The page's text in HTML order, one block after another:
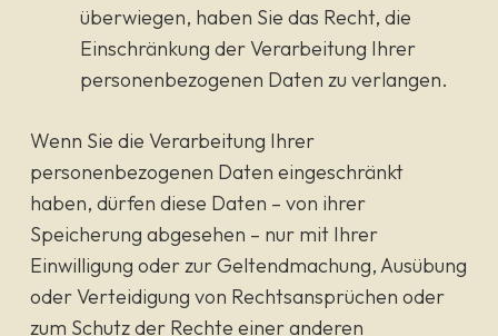
überwiegen, haben Sie das Recht, die
Einschränkung der Verarbeitung Ihrer
personenbezogenen Daten zu verlangen.
Wenn Sie die Verarbeitung Ihrer
personenbezogenen Daten eingeschränkt
haben, dürfen diese Daten – von ihrer
Speicherung abgesehen – nur mit Ihrer
Einwilligung oder zur Geltendmachung, Ausübung
oder Verteidigung von Rechtsansprüchen oder
zum Schutz der Rechte einer anderen